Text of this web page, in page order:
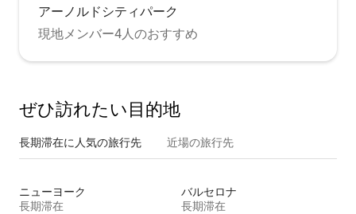
アーノルドシティパーク
現地メンバー4人のおすすめ
ぜひ訪⁠れ⁠た⁠い目⁠的⁠地
長期滞在に人気の旅行先 近場の旅行先
ニューヨーク
長期滞在
バルセロナ
長期滞在